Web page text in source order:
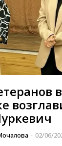
в
- 02/06/